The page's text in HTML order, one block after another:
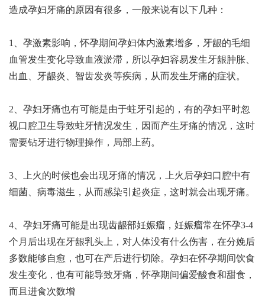
造成孕妇牙痛的原因有很多，一般来说有以下几种：
1、孕激素影响，怀孕期间孕妇体内激素增多，牙龈的毛细
血管发生变化导致血液淤滞，所以孕妇容易发生牙龈肿胀、
出血、牙龈炎、智齿发炎等疾病，从而发生牙痛的症状。
2、孕妇牙痛也有可能是由于蛀牙引起的，有的孕妇平时忽
视口腔卫生导致蛀牙情况发生，因而产生牙痛的情况，这时
需要钻牙进行物理操作，局部上药。
3、上火的时候也会出现牙痛的情况，上火后孕妇口腔中有
细菌、病毒滋生，从而感染引起炎症，这时就会出现牙痛。
4、孕妇牙痛可能是出现齿龈部妊娠瘤，妊娠瘤常在怀孕3-4
个月后出现在牙龈乳头上，对人体没有什么伤害，在分娩后
多数能够自愈，也可在产后进行切除。孕妇在怀孕期间饮食
发生变化，也有可能导致牙痛，怀孕期间偏爱酸食和甜食，
而且进食次数增